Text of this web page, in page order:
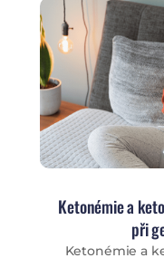
Ketonémie a
při
Ketonémie a